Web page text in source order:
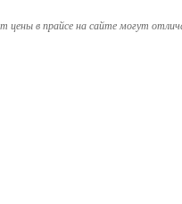
в прайсе на сайте могут